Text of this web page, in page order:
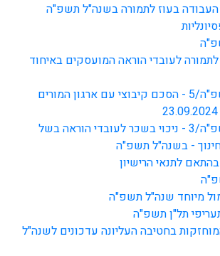
העבודה בעוז לתמורה בשנה"ל תשפ"ה
לעובדי הוראה המועסקים באיחוד
חוזר לבעלויות תשפ"ה/5 - הסכם קיבוצי עם ארגון המורים
חוזר לבעלויות תשפ"ה/3 - ניכוי בשכר לעובדי הוראה בשל
- בשנה"ל תשפ"ה
לתנאי הרישיון
מיוחד שנה"ל תשפ"ה
תל"ן תשפ"ה
בחטיבה העליונה עדכונים לשנה"ל